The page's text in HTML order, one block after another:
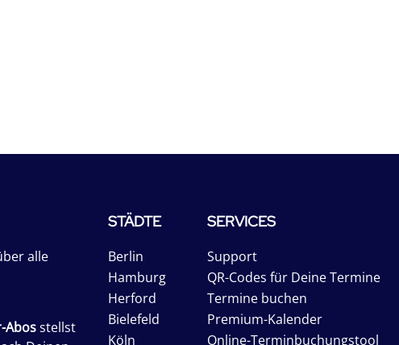
alle
Abosstellst
STÄDTE
Berlin
Hamburg
Herford
Bielefeld
Köln
SERVICES
Support
QR-Codes für Deine Termine
Termine buchen
Premium-Kalender
Online-Terminbuchungstool